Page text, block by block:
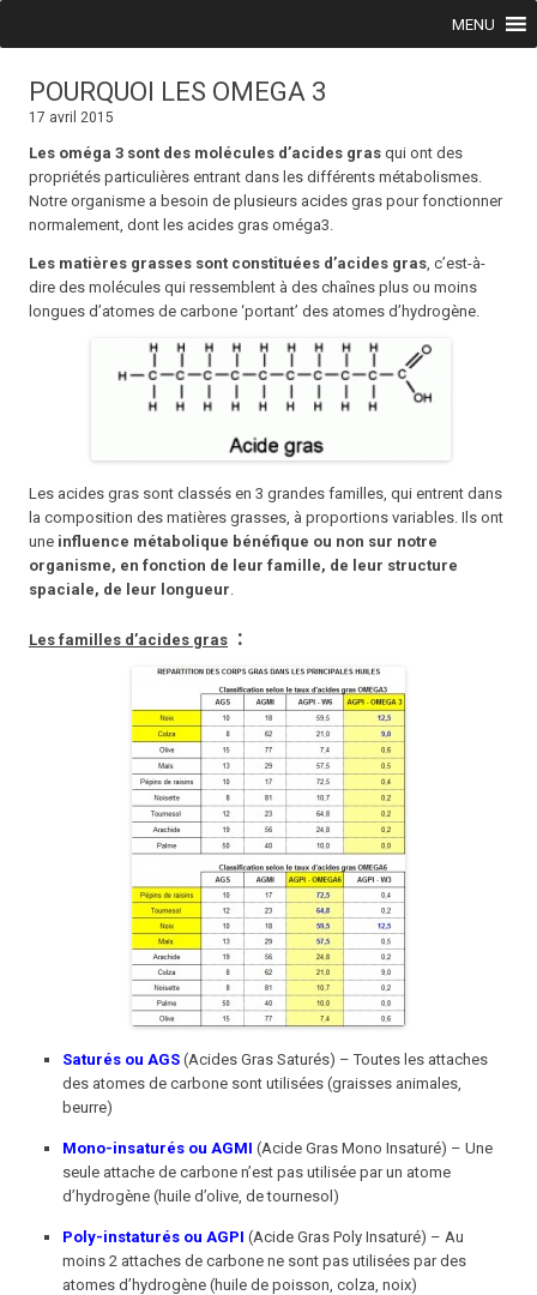
MENU
POURQUOI LES OMEGA 3
17 avril 2015
Les oméga 3 sont des molécules d’acides gras qui ont des
propriétés particulières entrant dans les différents métabolismes.
Notre organisme a besoin de plusieurs acides gras pour fonctionner
normalement, dont les acides gras oméga3.
Les matières grasses sont constituées d’acides gras, c’est-à-
dire des molécules qui ressemblent à des chaînes plus ou moins
longues d’atomes de carbone ‘portant’ des atomes d’hydrogène.
Les acides gras sont classés en 3 grandes familles, qui entrent dans
la composition des matières grasses, à proportions variables. Ils ont
une influence métabolique bénéfique ou non sur notre
organisme, en fonction de leur famille, de leur structure
spaciale, de leur longueur.
Les familles d’acides gras :
Saturés ou AGS (Acides Gras Saturés) – Toutes les attaches
des atomes de carbone sont utilisées (graisses animales,
beurre)
Mono-insaturés ou AGMI (Acide Gras Mono Insaturé) – Une
seule attache de carbone n’est pas utilisée par un atome
d’hydrogène (huile d’olive, de tournesol)
Poly-instaturés ou AGPI (Acide Gras Poly Insaturé) – Au
moins 2 attaches de carbone ne sont pas utilisées par des
atomes d’hydrogène (huile de poisson, colza, noix)